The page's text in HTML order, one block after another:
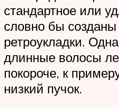
стандартное или
словно бы
ретроукладки.
длинные волосы
покороче, к
низкий пучок.